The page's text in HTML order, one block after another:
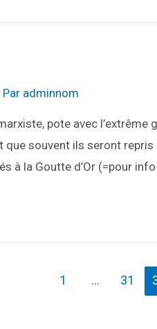
adminnom
pote avec
souvent ils seront
à la Goutte d’Or (=pour
1 … 31